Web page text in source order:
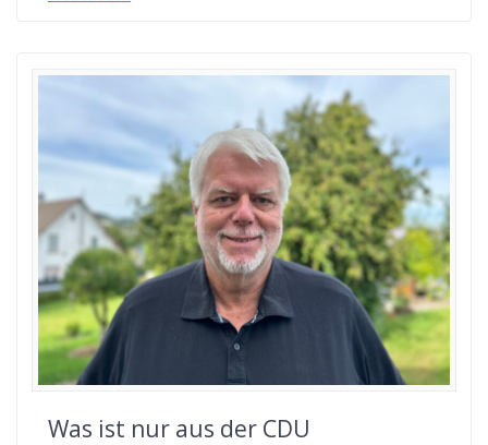
Was ist nur aus der CDU